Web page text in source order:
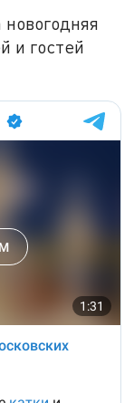
и гостей